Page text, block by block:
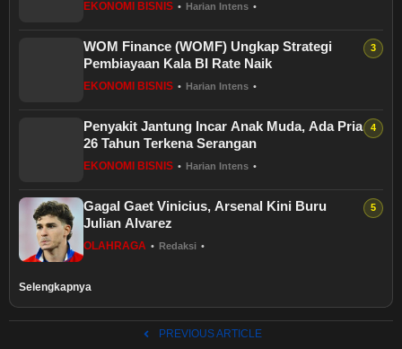
EKONOMI BISNIS • Harian Intens •
WOM Finance (WOMF) Ungkap Strategi
Pembiayaan Kala BI Rate Naik
EKONOMI BISNIS • Harian Intens •
Penyakit Jantung Incar Anak Muda, Ada Pria
26 Tahun Terkena Serangan
EKONOMI BISNIS • Harian Intens •
Gagal Gaet Vinicius, Arsenal Kini Buru
Julian Alvarez
OLAHRAGA • Redaksi •
Selengkapnya
PREVIOUS ARTICLE